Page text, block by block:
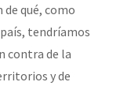
qué, como
tendríamos
contra de la
y de